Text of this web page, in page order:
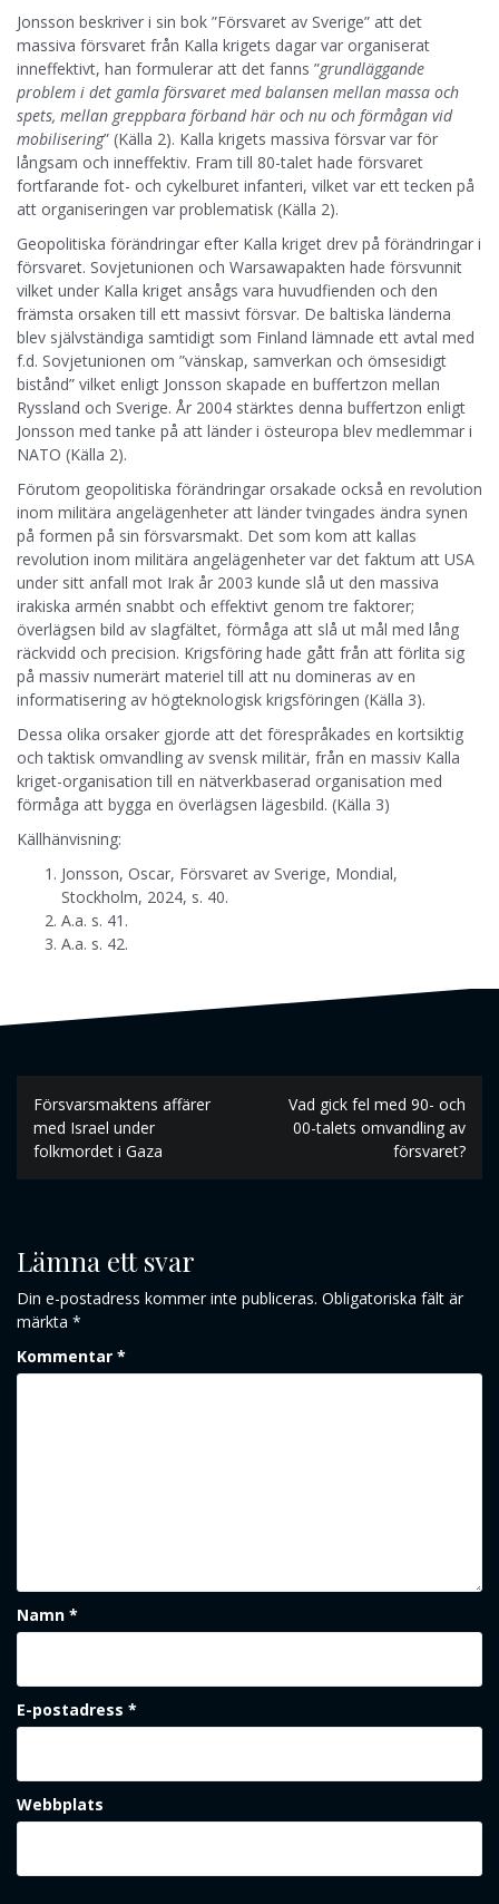
Jonsson beskriver i sin bok ”Försvaret av Sverige” att det
massiva försvaret från Kalla krigets dagar var organiserat
inneffektivt, han formulerar att det fanns ”grundläggande
problem i det gamla försvaret med balansen mellan massa och
spets, mellan greppbara förband här och nu och förmågan vid
mobilisering” (Källa 2). Kalla krigets massiva försvar var för
långsam och inneffektiv. Fram till 80-talet hade försvaret
fortfarande fot- och cykelburet infanteri, vilket var ett tecken på
att organiseringen var problematisk (Källa 2).
Geopolitiska förändringar efter Kalla kriget drev på förändringar i
försvaret. Sovjetunionen och Warsawapakten hade försvunnit
vilket under Kalla kriget ansågs vara huvudfienden och den
främsta orsaken till ett massivt försvar. De baltiska länderna
blev självständiga samtidigt som Finland lämnade ett avtal med
f.d. Sovjetunionen om ”vänskap, samverkan och ömsesidigt
bistånd” vilket enligt Jonsson skapade en buffertzon mellan
Ryssland och Sverige. År 2004 stärktes denna buffertzon enligt
Jonsson med tanke på att länder i östeuropa blev medlemmar i
NATO (Källa 2).
Förutom geopolitiska förändringar orsakade också en revolution
inom militära angelägenheter att länder tvingades ändra synen
på formen på sin försvarsmakt. Det som kom att kallas
revolution inom militära angelägenheter var det faktum att USA
under sitt anfall mot Irak år 2003 kunde slå ut den massiva
irakiska armén snabbt och effektivt genom tre faktorer;
överlägsen bild av slagfältet, förmåga att slå ut mål med lång
räckvidd och precision. Krigsföring hade gått från att förlita sig
på massiv numerärt materiel till att nu domineras av en
informatisering av högteknologisk krigsföringen (Källa 3).
Dessa olika orsaker gjorde att det förespråkades en kortsiktig
och taktisk omvandling av svensk militär, från en massiv Kalla
kriget-organisation till en nätverkbaserad organisation med
förmåga att bygga en överlägsen lägesbild. (Källa 3)
Källhänvisning:
Jonsson, Oscar, Försvaret av Sverige, Mondial,
Stockholm, 2024, s. 40.
A.a. s. 41.
A.a. s. 42.
Inläggsnavigering
Försvarsmaktens affärer
med Israel under
folkmordet i Gaza
Vad gick fel med 90- och
00-talets omvandling av
försvaret?
Lämna ett svar
Din e-postadress kommer inte publiceras. Obligatoriska fält är
märkta *
Kommentar *
Namn *
E-postadress *
Webbplats